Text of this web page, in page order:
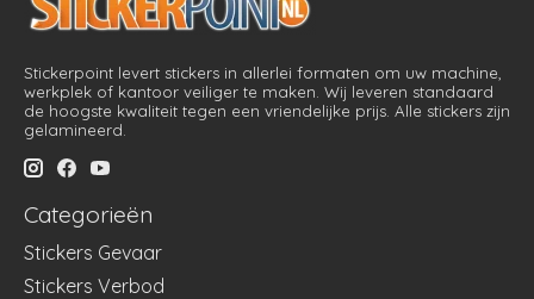
Stickerpoint levert stickers in allerlei formaten om uw machine,
werkplek of kantoor veiliger te maken. Wij leveren standaard
de hoogste kwaliteit tegen een vriendelijke prijs. Alle stickers zijn
gelamineerd.
Categorieën
Stickers Gevaar
Stickers Verbod